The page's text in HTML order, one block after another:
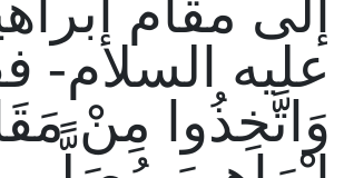
إلى مقام
عليه السلام-
وَاتَّخِذُوا مِنْ